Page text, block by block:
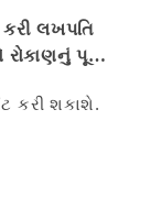
કરી લખપતિ
પૂરું